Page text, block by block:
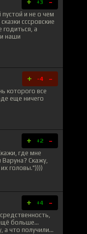
+3
и не о чем
сссровские
годиться, а
наши
+ -4 -
которого все
еще ничего
+ +2 -
где мне
Скажу,
головы."))))
+ +4 -
больше...
а что получили...